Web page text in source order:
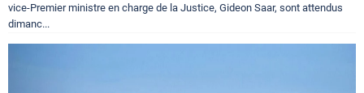
vice-Premier ministre en charge de la Justice, Gideon Saar, sont attendus
dimanc...